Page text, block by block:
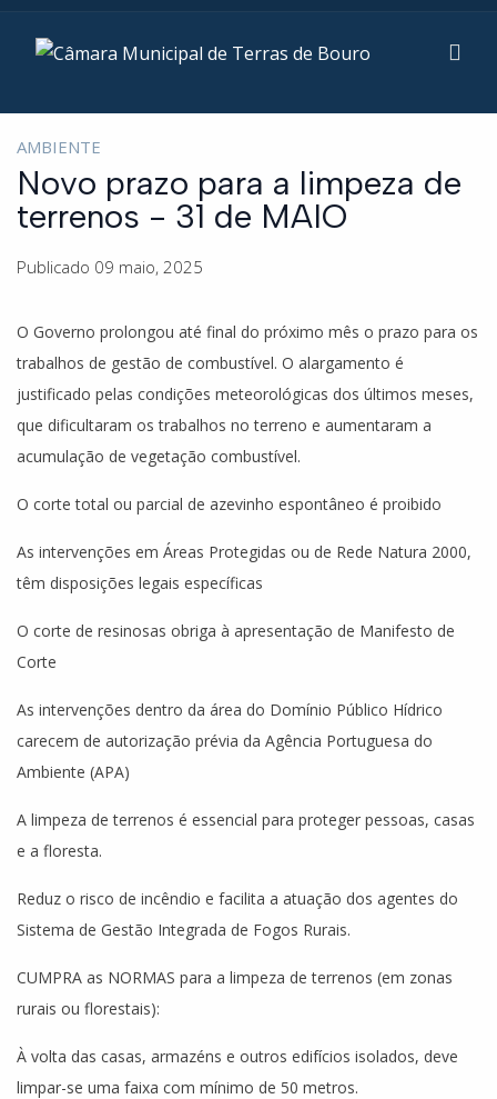
AMBIENTE
Novo prazo para a limpeza de
terrenos - 31 de MAIO
Publicado 09 maio, 2025
O Governo prolongou até final do próximo mês o prazo para os
trabalhos de gestão de combustível. O alargamento é
justificado pelas condições meteorológicas dos últimos meses,
que dificultaram os trabalhos no terreno e aumentaram a
acumulação de vegetação combustível.
O corte total ou parcial de azevinho espontâneo é proibido
As intervenções em Áreas Protegidas ou de Rede Natura 2000,
têm disposições legais específicas
O corte de resinosas obriga à apresentação de Manifesto de
Corte
As intervenções dentro da área do Domínio Público Hídrico
carecem de autorização prévia da Agência Portuguesa do
Ambiente (APA)
A limpeza de terrenos é essencial para proteger pessoas, casas
e a floresta.
Reduz o risco de incêndio e facilita a atuação dos agentes do
Sistema de Gestão Integrada de Fogos Rurais.
CUMPRA as NORMAS para a limpeza de terrenos (em zonas
rurais ou florestais):
À volta das casas, armazéns e outros edifícios isolados, deve
limpar-se uma faixa com mínimo de 50 metros.